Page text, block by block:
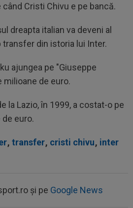
Cristi Chivu e pe bancă.
dreapta italian va deveni al
din istoria lui Inter.
ajungea pe "Giuseppe
milioane de euro.
la Lazio, în 1999, a costat-o pe
euro.
, transfer, cristi chivu, inter
și pe Google News